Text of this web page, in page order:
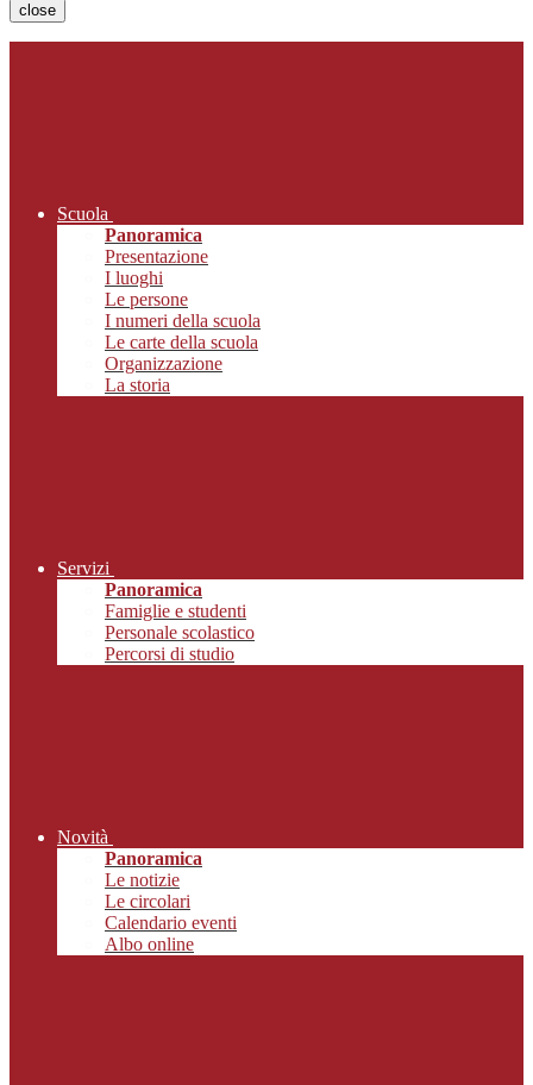
close
Scuola
Panoramica
Presentazione
I luoghi
Le persone
I numeri della scuola
Le carte della scuola
Organizzazione
La storia
Servizi
Panoramica
Famiglie e studenti
Personale scolastico
Percorsi di studio
Novità
Panoramica
Le notizie
Le circolari
Calendario eventi
Albo online